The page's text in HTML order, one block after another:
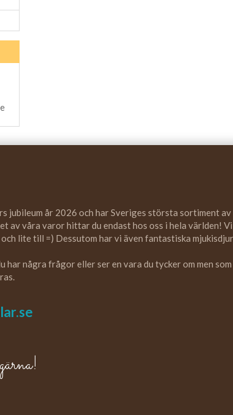
jubileum år 2026 och har Sveriges största sortiment av
av våra varor hittar du endast hos oss i hela världen! Vi
lite till =) Dessutom har vi även fantastiska mjukisdjur
har några frågor eller ser en vara du tycker om men som